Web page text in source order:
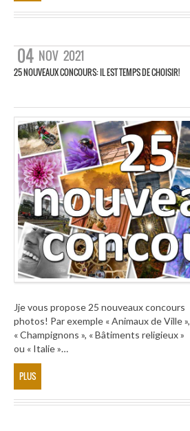
04 NOV 2021
25 NOUVEAUX CONCOURS: IL EST TEMPS DE CHOISIR!
Jje vous propose 25 nouveaux concours
photos! Par exemple « Animaux de Ville »,
« Champignons », « Bâtiments religieux »
ou « Italie »…
PLUS